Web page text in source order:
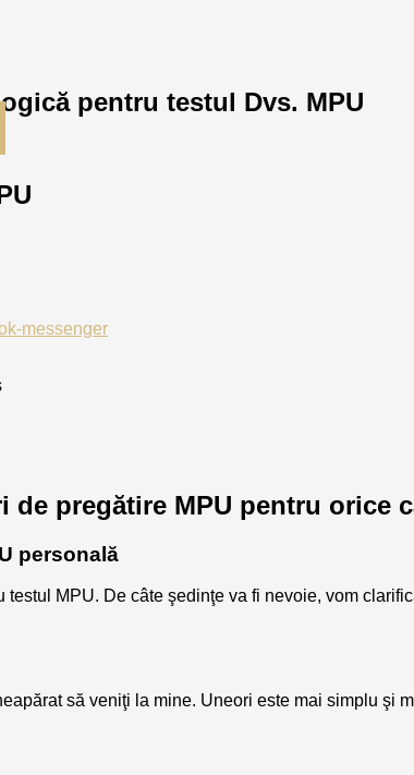
pentru testul Dvs. MPU
messenger
de pregătire MPU pentru orice
personală
testul MPU. De câte şedinţe va fi nevoie, vom
să veniţi la mine. Uneori este mai simplu şi